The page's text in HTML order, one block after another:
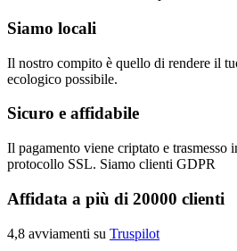
Siamo locali
Il nostro compito è quello di rendere il
ecologico possibile.
Sicuro e affidabile
Il pagamento viene criptato e trasmesso
protocollo SSL. Siamo clienti GDPR
Affidata a più di 20000 clienti
4,8 avviamenti su Truspilot